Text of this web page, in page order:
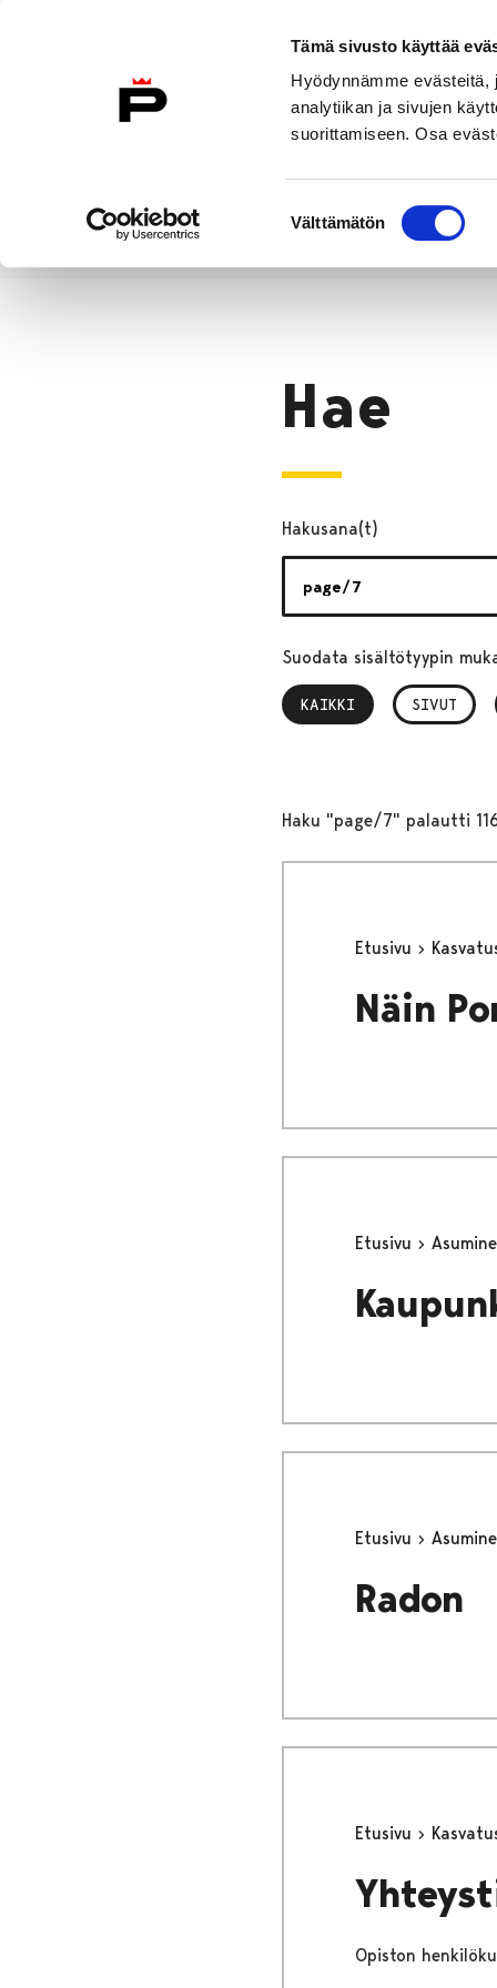
Tämä sivusto käyttää
Hyödynnämme
analytiikan ja sivujen
suorittamiseen. Osa
valinta
Välttämätön
Etusivulle
Etusivu
Hae
Hakusana(t)
Suodata sisältötyypin
KAIKKI
, VALITTU SIVUT
Haku "page/7" palautti
Etusivu
Näin
Etusivu
Etusivu
Radon
Etusivu
Opiston